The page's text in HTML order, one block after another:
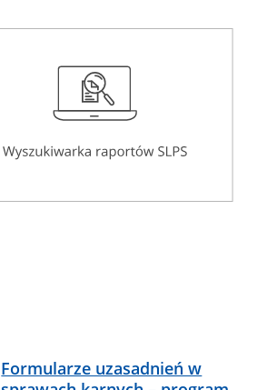
Formularze uzasadnień w